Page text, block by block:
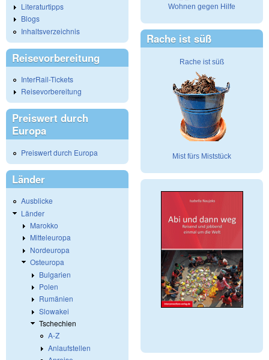
Literaturtipps
Blogs
Inhaltsverzeichnis
Reisevorbereitung
InterRail-Tickets
Reisevorbereitung
Preiswert durch
Europa
Preiswert durch Europa
Länder
Ausblicke
Länder
Marokko
Mitteleuropa
Nordeuropa
Osteuropa
Bulgarien
Polen
Rumänien
Slowakei
Tschechien
A-Z
Anlaufstellen
Wohnen gegen Hilfe
Rache ist süß
Rache ist süß
Mist fürs Miststück